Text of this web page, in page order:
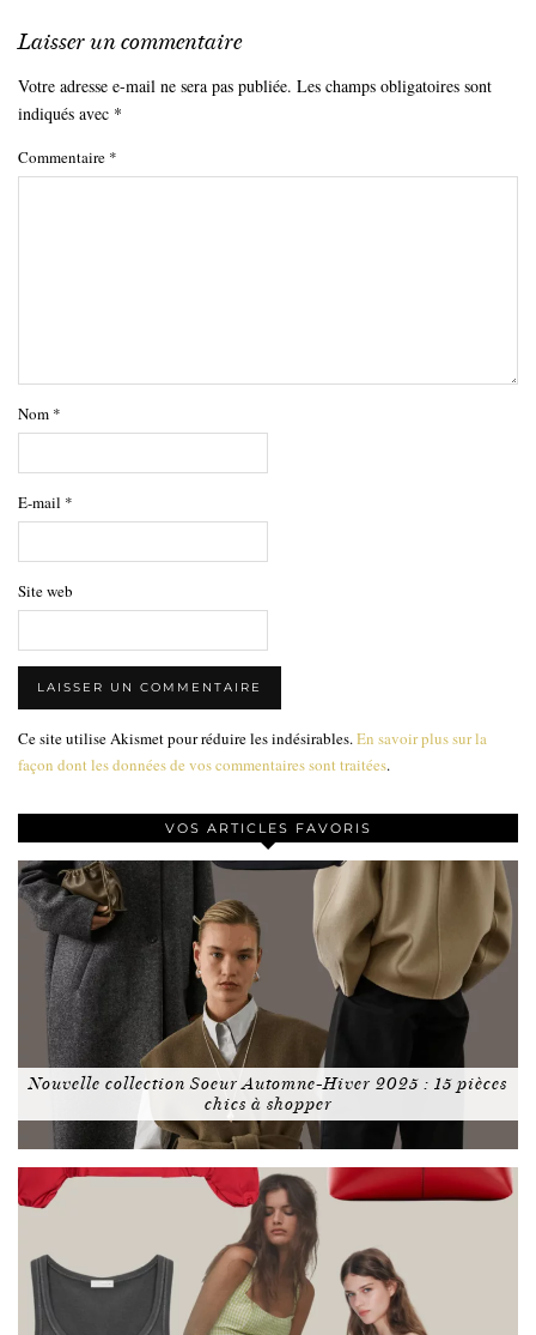
Laisser un commentaire
Votre adresse e-mail ne sera pas publiée. Les champs obligatoires sont
indiqués avec *
Commentaire *
Nom *
E-mail *
Site web
Ce site utilise Akismet pour réduire les indésirables. En savoir plus sur la
façon dont les données de vos commentaires sont traitées.
VOS ARTICLES FAVORIS
Nouvelle collection Soeur Automne-Hiver 2025 : 15 pièces
chics à shopper